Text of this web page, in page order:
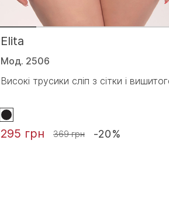
Elita
Мод. 2506
Високі трусики сліп з сітки і
295 грн 369 грн -20%